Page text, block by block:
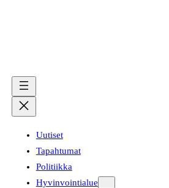
Uutiset
Tapahtumat
Politiikka
Hyvinvointialue